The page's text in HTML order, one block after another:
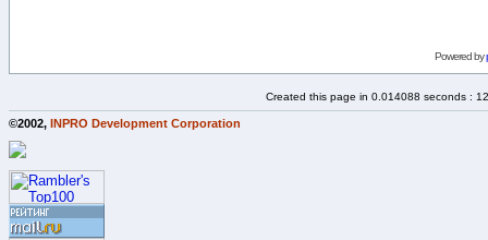
Powered by
Created this page in 0.014088 seconds :
©2002, INPRO Development Corporation